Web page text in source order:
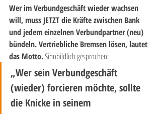
Wer im Verbundgeschäft wieder wachsen
will, muss JETZT die Kräfte zwischen Bank
und jedem einzelnen Verbundpartner (neu)
bündeln. Vertriebliche Bremsen lösen, lautet
das Motto. Sinnbildlich gesprochen:
„Wer sein Verbundgeschäft
(wieder) forcieren möchte, sollte
die Knicke in seinem